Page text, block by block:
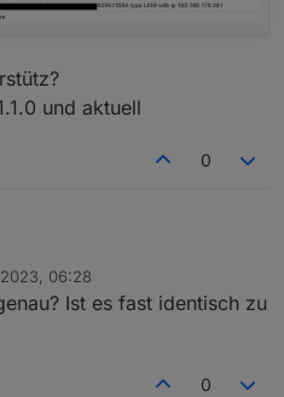
und aktuell
0
installiert.
problemlos abgefragt und
06:28
Ist es fast identisch zu
0